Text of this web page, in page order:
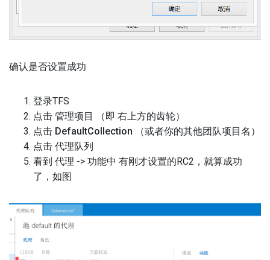
确认是否设置成功
登录TFS
点击 管理项目 （即 右上方的齿轮）
点击 DefaultCollection （或者你的其他团队项目名）
点击 代理队列
看到 代理 -> 功能中 有刚才设置的RC2，就算成功
了，如图